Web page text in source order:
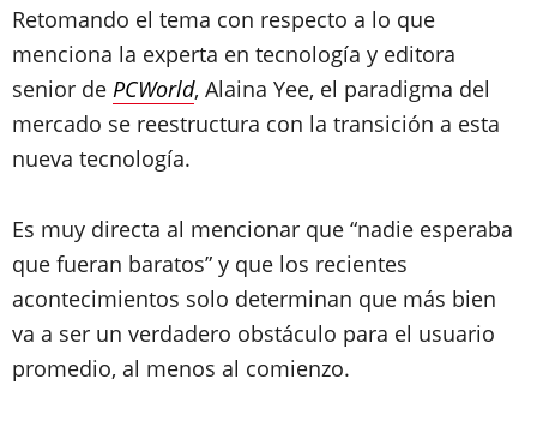
Retomando el tema con respecto a lo que
menciona la experta en tecnología y editora
senior de PCWorld, Alaina Yee, el paradigma del
mercado se reestructura con la transición a esta
nueva tecnología.
Es muy directa al mencionar que “nadie esperaba
que fueran baratos” y que los recientes
acontecimientos solo determinan que más bien
va a ser un verdadero obstáculo para el usuario
promedio, al menos al comienzo.